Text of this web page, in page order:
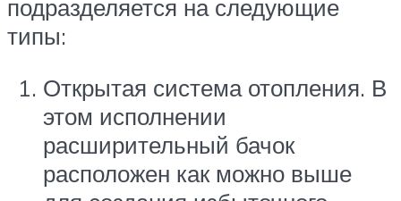
подразделяется на следующие
типы:
Открытая система отопления. В
этом исполнении
расширительный бачок
расположен как можно выше